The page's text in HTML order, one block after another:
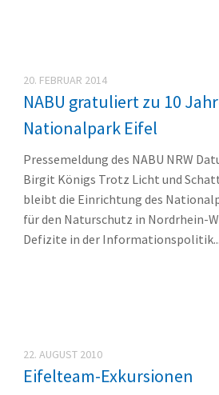
20. FEBRUAR 2014
NABU gratuliert zu 10
Nationalpark Eifel
Pressemeldung des NABU NRW
Birgit Königs Trotz Licht und
bleibt die Einrichtung des
für den Naturschutz in Nordrhein-
Defizite in der Informationspolitik...
22. AUGUST 2010
Eifelteam-Exkursionen